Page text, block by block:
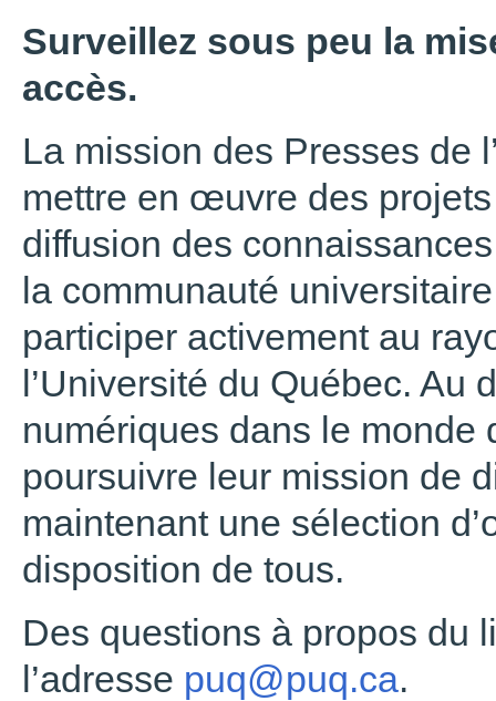
Surveillez sous peu la
accès.
La mission des Presses de
mettre en œuvre des
diffusion des
la communauté
participer activement au
l’Université du Québec. Au
numériques dans le monde
poursuivre leur mission de
maintenant une sélection
disposition de tous.
Des questions à propos du
l’adresse puq@puq.ca.